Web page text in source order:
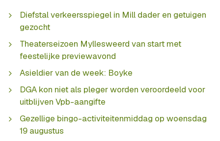
Diefstal verkeersspiegel in Mill dader en getuigen
gezocht
Theaterseizoen Myllesweerd van start met
feestelijke previewavond
Asieldier van de week: Boyke
DGA kon niet als pleger worden veroordeeld voor
uitblijven Vpb-aangifte
Gezellige bingo-activiteitenmiddag op woensdag
19 augustus